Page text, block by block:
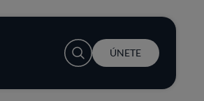
User account menu
ÚNETE